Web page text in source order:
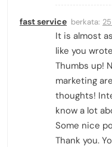
fast service berkata:
It is almost
like you
Thumbs up!
marketing
thoughts!
know a lot
Some nice
Thank you.